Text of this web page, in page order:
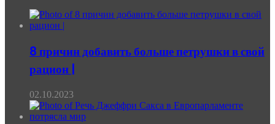
8 причин добавить больше петрушки в свой
рацион |
02.10.2023